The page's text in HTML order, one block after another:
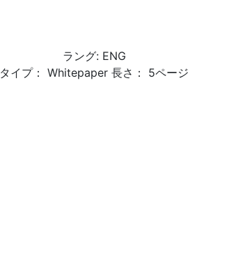
ラング: ENG
タイプ： Whitepaper 長さ： 5ページ